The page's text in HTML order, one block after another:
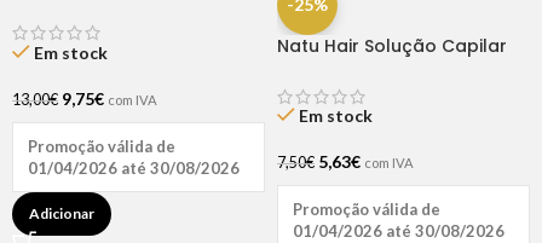
Em stock
13,00€ 9,75€ com IVA
Promoção válida de
01/04/2026 até 30/08/2026
Adicionar
Natu Hair Solução Capilar
Em stock
7,50€ 5,63€ com IVA
Promoção válida de
01/04/2026 até 30/08/2026